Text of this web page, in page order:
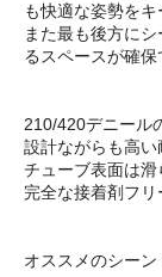
も快適な姿勢をキ
また最も後方に
るスペースが確保
210/420デニール
設計ながらも高
チューブ表面は
完全な接着剤フ
オススメのシーン